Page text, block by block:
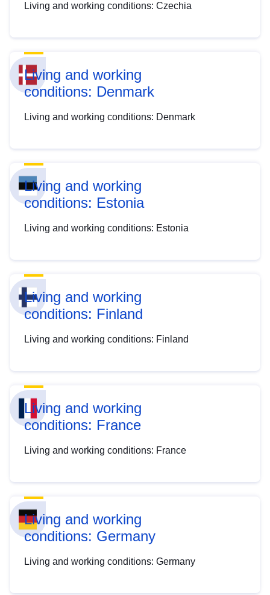
Living and working conditions: Czechia
Living and working
conditions: Denmark
Living and working conditions: Denmark
Living and working
conditions: Estonia
Living and working conditions: Estonia
Living and working
conditions: Finland
Living and working conditions: Finland
Living and working
conditions: France
Living and working conditions: France
Living and working
conditions: Germany
Living and working conditions: Germany